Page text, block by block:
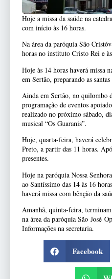
Hoje a missa da saúde na
com início às 16 horas.
Na área da paróquia São
horas no instituto Cristo Rei e
Hoje às 14 horas haverá missa
em Sertão, preparando as
Ainda em Sertão, no quilombo
programação de eventos
realizado no próximo sábado,
musical “Os Guaranis”.
Hoje, quarta-feira, haverá
Preto, a partir das 11 horas.
presentes.
Hoje na paróquia Nossa
ao Santíssimo das 14 às 16
haverá missa com bênção da
Amanhã, quinta-feira,
na área da paróquia São José
Informações na secretaria.
Facebook